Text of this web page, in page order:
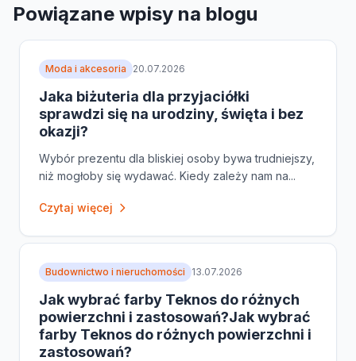
Powiązane wpisy na blogu
Moda i akcesoria 20.07.2026
Jaka biżuteria dla przyjaciółki
sprawdzi się na urodziny, święta i bez
okazji?
Wybór prezentu dla bliskiej osoby bywa trudniejszy,
niż mogłoby się wydawać. Kiedy zależy nam na...
Czytaj więcej
Budownictwo i nieruchomości 13.07.2026
Jak wybrać farby Teknos do różnych
powierzchni i zastosowań?Jak wybrać
farby Teknos do różnych powierzchni i
zastosowań?